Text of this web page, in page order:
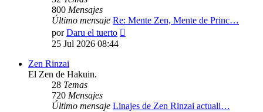
800 Mensajes
Último mensaje Re: Mente Zen, Mente de Princ…
porDaru el tuerto
25 Jul 2026 08:44
Zen Rinzai
El Zen de Hakuin.
28 Temas
720 Mensajes
Último mensaje Linajes de Zen Rinzai actuali…